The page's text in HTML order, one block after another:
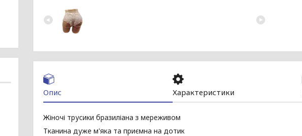
Опис Характеристики
Жіночі трусики бразиліана з мереживом
Тканина дуже м'яка та приємна на дотик